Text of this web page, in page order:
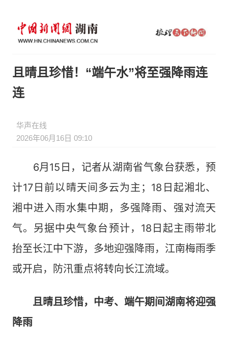
且晴且珍惜！“端午水”将至强降雨连
连
华声在线
2026年06月16日 09:10
6月15日，记者从湖南省气象台获悉，预
计17日前以晴天间多云为主；18日起湘北、
湘中进入雨水集中期，多强降雨、强对流天
气。另据中央气象台预计，18日起主雨带北
抬至长江中下游，多地迎强降雨，江南梅雨季
或开启，防汛重点将转向长江流域。
且晴且珍惜，中考、端午期间湖南将迎强
降雨